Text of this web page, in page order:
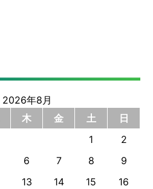
2026年8月
木 金 土
日
1
2
6 7 8
9
13 14 15
16